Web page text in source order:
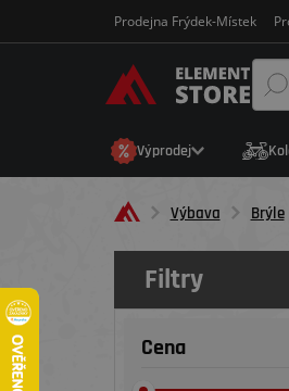
Prodejna Frýdek-Místek
Výprodej
Výbava Brýle
Filtry
Cena